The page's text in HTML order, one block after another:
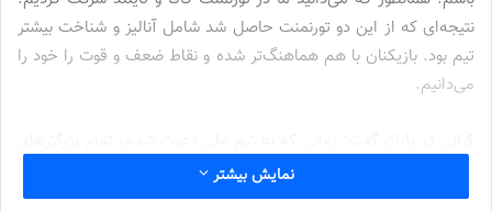
نتیجه‌ای که از این دو تورنمنت حاصل شد شامل آنالیز و شناخت بیشتر
تیم بود. بازیکنان با هم هماهنگ‌تر شده و نقاط ضعف و قوت را خود را
می‌دانیم.
تیم رویای حضور در این جام را داشتند. خوشحالم که در کنارشان
هستم. ما راه سختی پیش رویمان داریم و از هیچ تلاشی برای رسیدن به
نمایش بیشتر